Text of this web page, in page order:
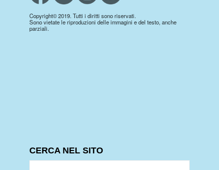
Copyright© 2019. Tutti i diritti sono riservati.
Sono vietate le riproduzioni delle immagini e del testo, anche
parziali.
CERCA NEL SITO